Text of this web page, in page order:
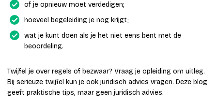
of je opnieuw moet verdedigen;
hoeveel begeleiding je nog krijgt;
wat je kunt doen als je het niet eens bent met de
beoordeling.
Twijfel je over regels of bezwaar? Vraag je opleiding om uitleg.
Bij serieuze twijfel kun je ook juridisch advies vragen. Deze blog
geeft praktische tips, maar geen juridisch advies.